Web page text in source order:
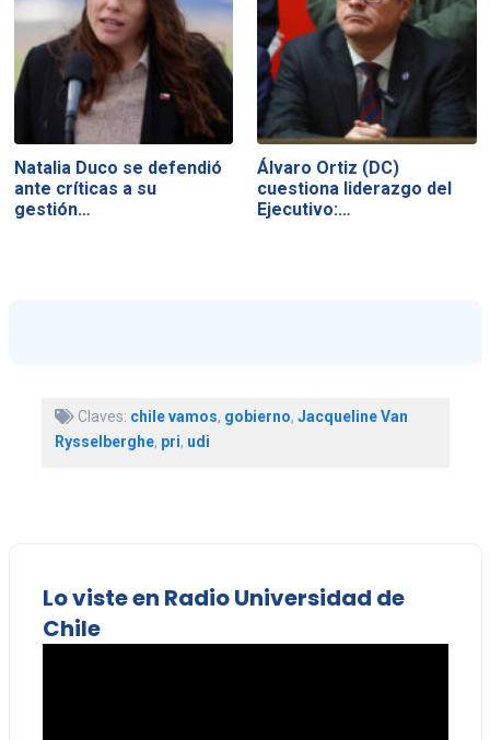
Natalia Duco se defendió
ante críticas a su
gestión…
Álvaro Ortiz (DC)
cuestiona liderazgo del
Ejecutivo:…
Claves: chile vamos, gobierno, Jacqueline Van
Rysselberghe, pri, udi
Lo viste en Radio Universidad de
Chile